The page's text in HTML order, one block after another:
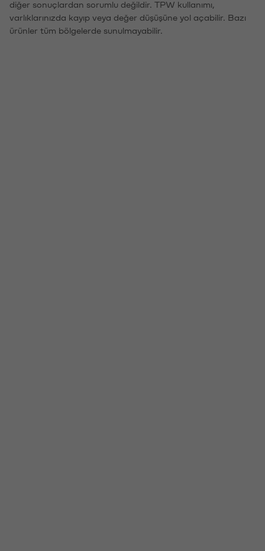
diğer sonuçlardan sorumlu değildir. TPW kullanımı,
varlıklarınızda kayıp veya değer düşüşüne yol açabilir. Bazı
ürünler tüm bölgelerde sunulmayabilir.